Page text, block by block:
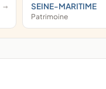
SEINE-MARITIME
Patrimoine